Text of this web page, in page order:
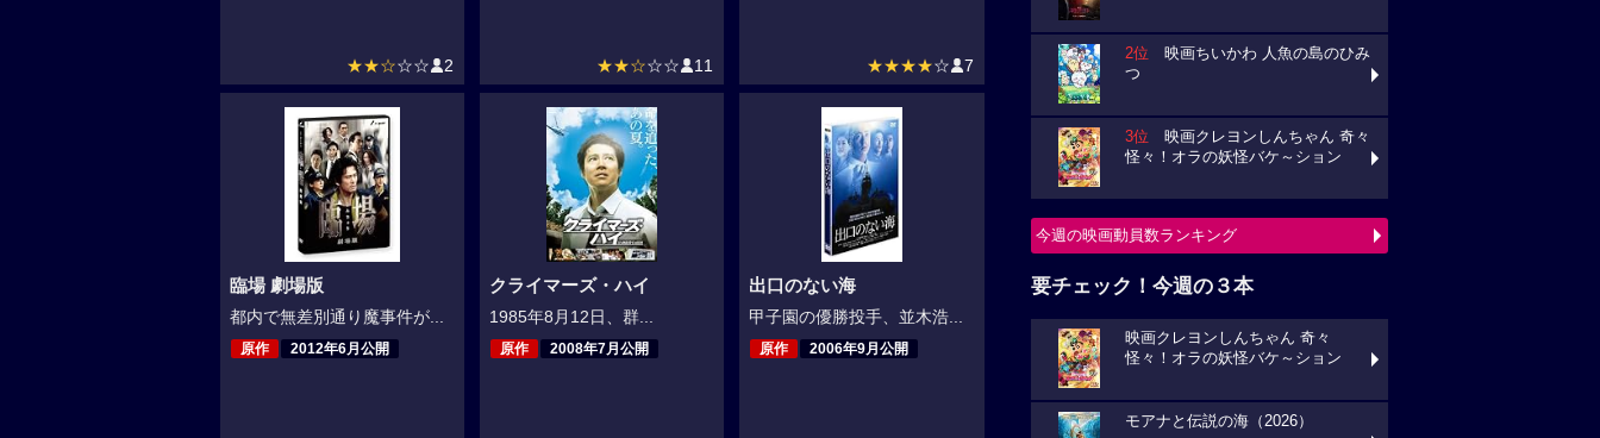
★★☆☆☆ 2 ★★☆☆☆ 11 ★★★★☆ 7
臨場 劇場版
都内で無差別通り魔事件が...
原作 2012年6月公開
クライマーズ・ハイ
1985年8月12日、群...
原作 2008年7月公開
出口のない海
甲子園の優勝投手、並木浩...
原作 2006年9月公開
2位 映画ちいかわ 人魚の島のひみ
つ
3位 映画クレヨンしんちゃん 奇々
怪々！オラの妖怪バケ～ション
今週の映画動員数ランキング
要チェック！今週の３本
映画クレヨンしんちゃん 奇々
怪々！オラの妖怪バケ～ション
モアナと伝説の海（2026）